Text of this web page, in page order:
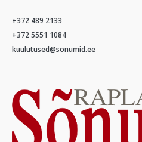
+372 489 2133
+372 5551 1084
kuulutused@sonumid.ee